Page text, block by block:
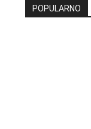
POPULARNO